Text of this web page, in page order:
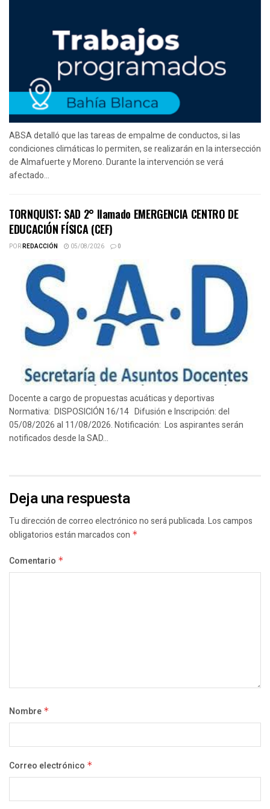
ABSA detalló que las tareas de empalme de conductos, si las
condiciones climáticas lo permiten, se realizarán en la intersección
de Almafuerte y Moreno. Durante la intervención se verá
afectado...
TORNQUIST: SAD 2° llamado EMERGENCIA CENTRO DE
EDUCACIÓN FÍSICA (CEF)
PORREDACCIÓN 05/08/2026 0
Docente a cargo de propuestas acuáticas y deportivas
Normativa: DISPOSICIÓN 16/14 Difusión e Inscripción: del
05/08/2026 al 11/08/2026. Notificación: Los aspirantes serán
notificados desde la SAD...
Deja una respuesta
Tu dirección de correo electrónico no será publicada.Los campos
obligatorios están marcados con *
Comentario *
Nombre *
Correo electrónico *